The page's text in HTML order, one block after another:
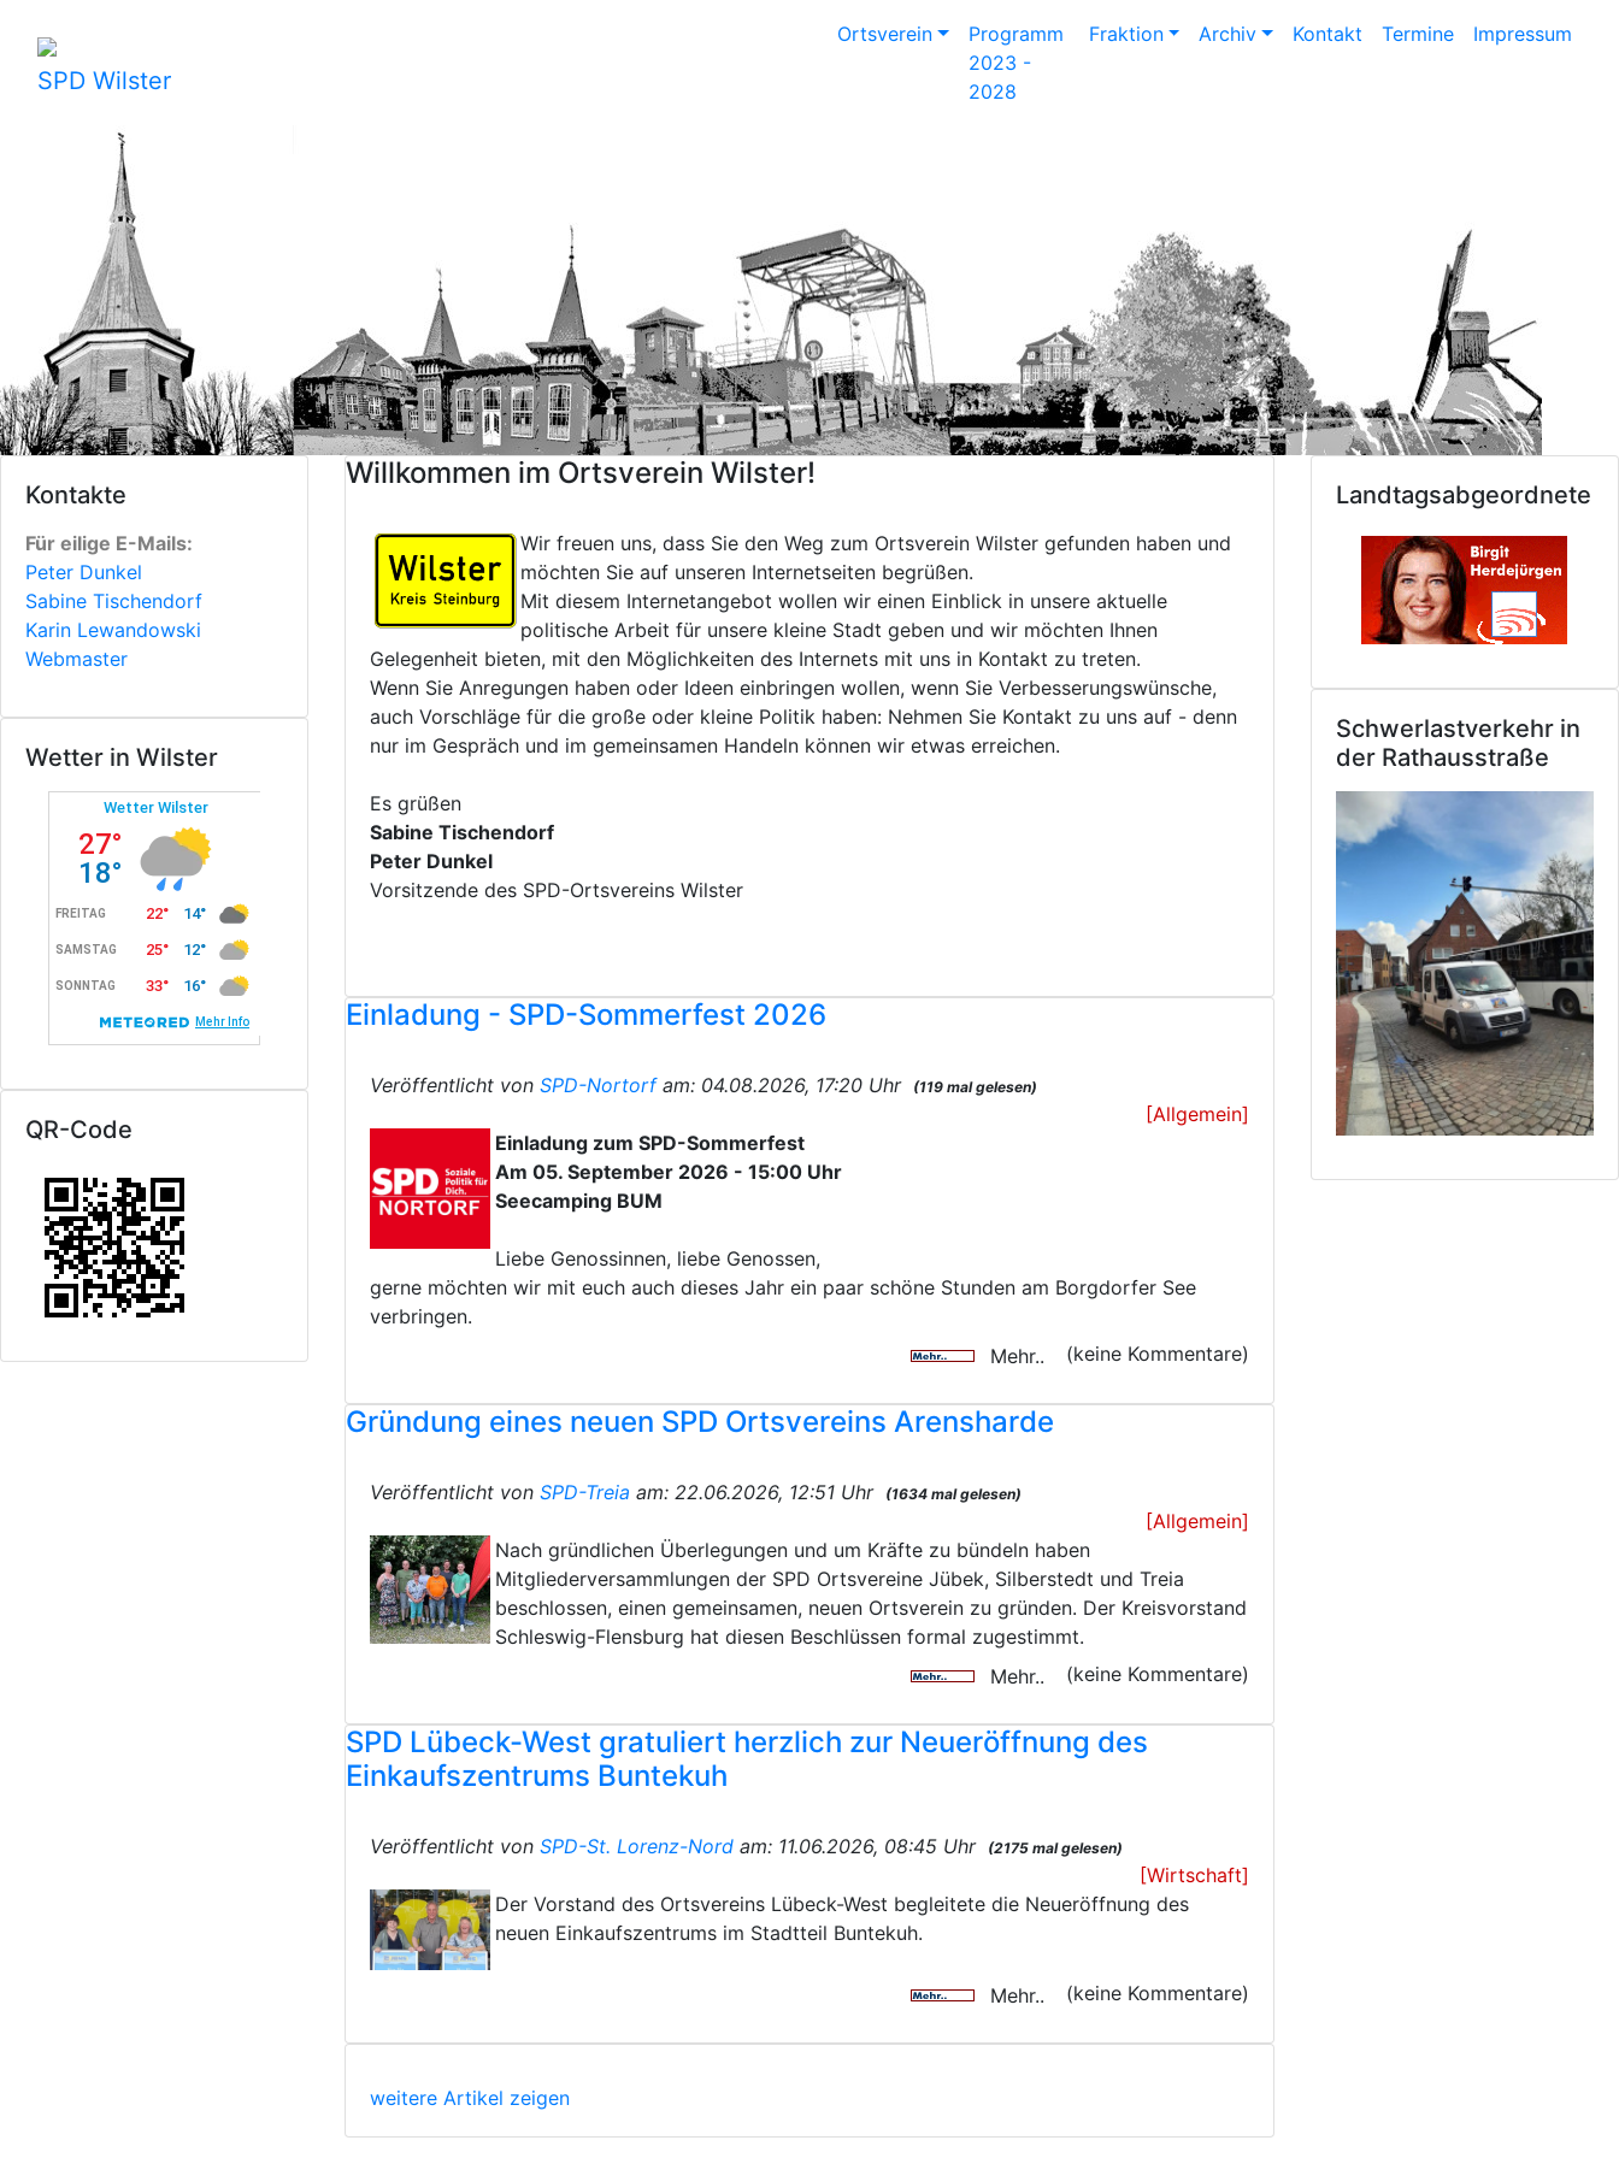
SPD Wilster
Ortsverein
Programm
2023 -
2028
Fraktion Archiv Kontakt Termine Impressum
Kontakte
Für eilige E-Mails:
Peter Dunkel
Sabine Tischendorf
Karin Lewandowski
Webmaster
Wetter in Wilster
QR-Code
Willkommen im Ortsverein Wilster!
Wir freuen uns, dass Sie den Weg zum Ortsverein Wilster gefunden haben und
möchten Sie auf unseren Internetseiten begrüßen.
Mit diesem Internetangebot wollen wir einen Einblick in unsere aktuelle
politische Arbeit für unsere kleine Stadt geben und wir möchten Ihnen
Gelegenheit bieten, mit den Möglichkeiten des Internets mit uns in Kontakt zu treten.
Wenn Sie Anregungen haben oder Ideen einbringen wollen, wenn Sie Verbesserungswünsche,
auch Vorschläge für die große oder kleine Politik haben: Nehmen Sie Kontakt zu uns auf - denn
nur im Gespräch und im gemeinsamen Handeln können wir etwas erreichen.
Es grüßen
Sabine Tischendorf
Peter Dunkel
Vorsitzende des SPD-Ortsvereins Wilster
Einladung - SPD-Sommerfest 2026
Veröffentlicht vonSPD-Nortorfam: 04.08.2026, 17:20 Uhr (119 mal gelesen)
[Allgemein]
Einladung zum SPD-Sommerfest
Am 05. September 2026 - 15:00 Uhr
Seecamping BUM
Liebe Genossinnen, liebe Genossen,
gerne möchten wir mit euch auch dieses Jahr ein paar schöne Stunden am Borgdorfer See
verbringen.
Mehr..
(keine Kommentare)
Gründung eines neuen SPD Ortsvereins Arensharde
Veröffentlicht vonSPD-Treia am: 22.06.2026, 12:51 Uhr (1634 mal gelesen)
[Allgemein]
Nach gründlichen Überlegungen und um Kräfte zu bündeln haben
Mitgliederversammlungen der SPD Ortsvereine Jübek, Silberstedt und Treia
beschlossen, einen gemeinsamen, neuen Ortsverein zu gründen. Der Kreisvorstand
Schleswig-Flensburg hat diesen Beschlüssen formal zugestimmt.
Mehr..
(keine Kommentare)
SPD Lübeck-West gratuliert herzlich zur Neueröffnung des
Einkaufszentrums Buntekuh
Veröffentlicht vonSPD-St. Lorenz-Nord am: 11.06.2026, 08:45 Uhr (2175 mal gelesen)
[Wirtschaft]
Der Vorstand des Ortsvereins Lübeck-West begleitete die Neueröffnung des
neuen Einkaufszentrums im Stadtteil Buntekuh.
Mehr.. (keine Kommentare)
weitere Artikel zeigen
Landtagsabgeordnete
Schwerlastverkehr in
der Rathausstraße